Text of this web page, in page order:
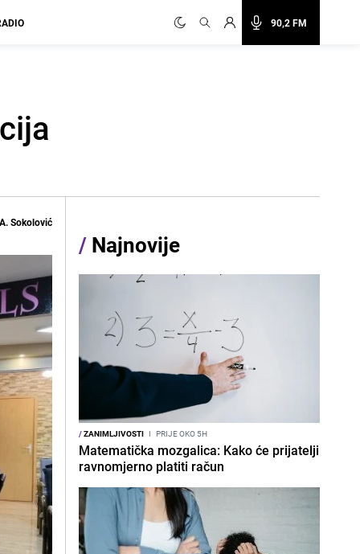
90,2 FM
A. Sokolović
/ Najnovije
/ZANIMLJIVOSTI I PRIJE OKO 5H
Matematička mozgalica: Kako će prijatelji
ravnomjerno platiti račun